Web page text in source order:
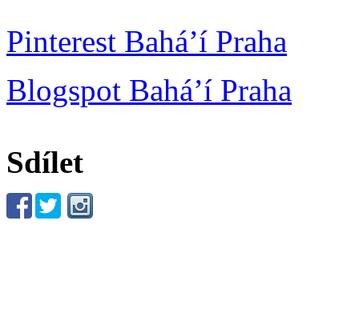
Pinterest Bahá’í Praha
Blogspot Bahá’í Praha
Sdílet